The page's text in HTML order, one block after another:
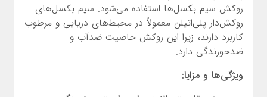
روکش سیم بکسل‌ها استفاده می‌شود. سیم بکسل‌های
روکش‌دار پلی‌اتیلن معمولاً در محیط‌های دریایی و مرطوب
کاربرد دارند، زیرا این روکش خاصیت ضدآب و
ضدخورندگی دارد.
ویژگی‌ها و مزایا: